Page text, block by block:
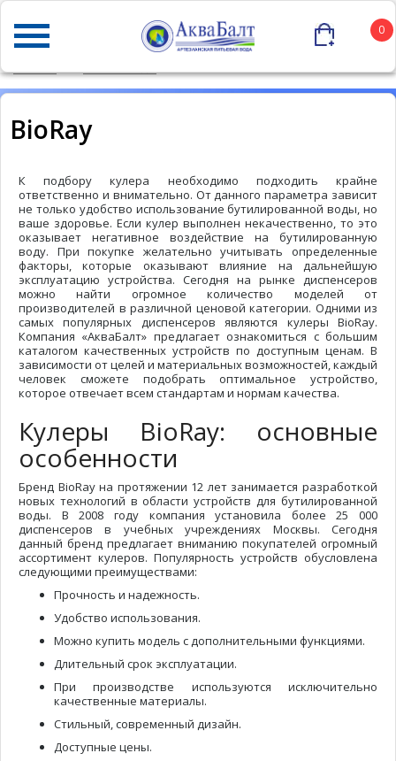
0
BioRay
К подбору кулера необходимо подходить крайне
ответственно и внимательно. От данного параметра зависит
не только удобство использование бутилированной воды, но
ваше здоровье. Если кулер выполнен некачественно, то это
оказывает негативное воздействие на бутилированную
воду. При покупке желательно учитывать определенные
факторы, которые оказывают влияние на дальнейшую
эксплуатацию устройства. Сегодня на рынке диспенсеров
можно найти огромное количество моделей от
производителей в различной ценовой категории. Одними из
самых популярных диспенсеров являются кулеры BioRay.
Компания «АкваБалт» предлагает ознакомиться с большим
каталогом качественных устройств по доступным ценам. В
зависимости от целей и материальных возможностей, каждый
человек сможете подобрать оптимальное устройство,
которое отвечает всем стандартам и нормам качества.
Кулеры BioRay: основные
особенности
Бренд BioRay на протяжении 12 лет занимается разработкой
новых технологий в области устройств для бутилированной
воды. В 2008 году компания установила более 25 000
диспенсеров в учебных учреждениях Москвы. Сегодня
данный бренд предлагает вниманию покупателей огромный
ассортимент кулеров. Популярность устройств обусловлена
следующими преимуществами:
Прочность и надежность.
Удобство использования.
Можно купить модель с дополнительными функциями.
Длительный срок эксплуатации.
При производстве используются исключительно
качественные материалы.
Стильный, современный дизайн.
Доступные цены.